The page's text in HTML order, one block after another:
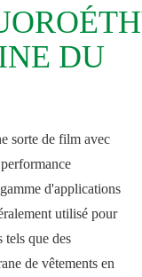
DU
sorte de film avec
d'applications
utilisé pour
tels que des
de vêtements en